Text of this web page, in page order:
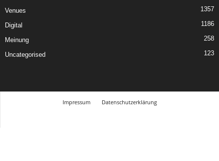
Venues 1357
Digital 1186
Meinung 258
Uncategorised 123
Impressum
Datenschutzerklärung